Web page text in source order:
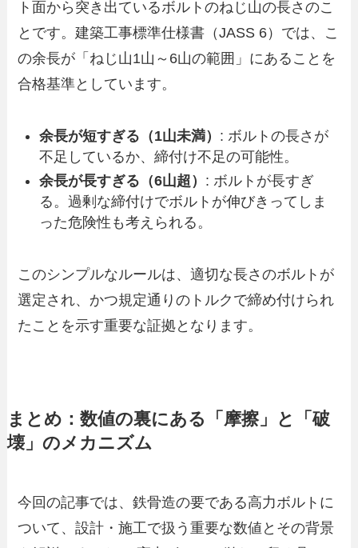
ト面から突き出ているボルトのねじ山の長さのこ
とです。建築工事標準仕様書（JASS 6）では、こ
の余長が「ねじ山1山～6山の範囲」にあることを
合格基準としています。
余長が短すぎる（1山未満） : ボルトの長さが
不足しているか、締付け不足の可能性。
余長が長すぎる（6山超） : ボルトが長すぎ
る。過剰な締付けでボルトが伸びきってしま
った危険性も考えられる。
このシンプルなルールは、適切な長さのボルトが
選定され、かつ規定通りのトルクで締め付けられ
たことを示す重要な証拠となります。
まとめ：数値の裏にある「摩擦」と「破
壊」のメカニズム
今回の記事では、鉄骨造の要である高力ボルトに
ついて、設計・施工で扱う重要な数値とその背景